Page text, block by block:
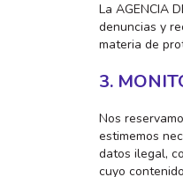
La AGENCIA
denuncias y
materia de
3.
Nos
estimemos
datos ilegal,
cuyo